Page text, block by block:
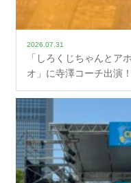
2026.07.31
「しろくじちゃんとア
オ」に寺澤コーチ出演！